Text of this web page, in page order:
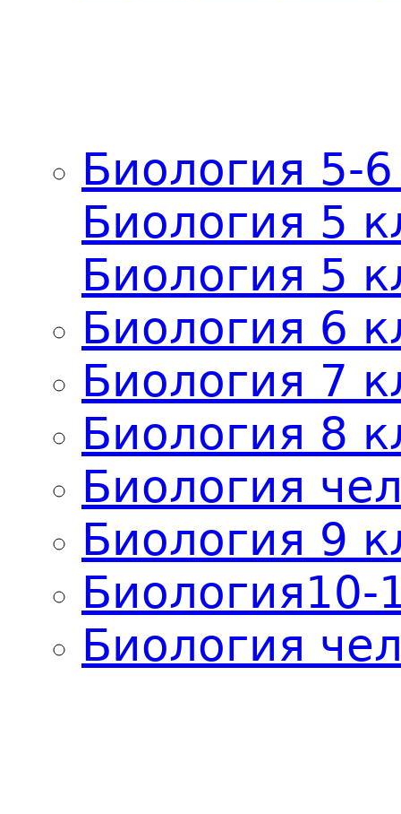
Биология 5-
Биология 5
Биология 5
Биология 6
Биология 7
Биология 8
Биология
Биология 9
Биология10-
Биология